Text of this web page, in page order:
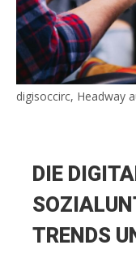
digisoccirc, Headway
DIE
TRENDS